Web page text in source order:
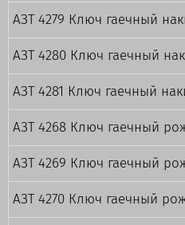
АЗТ 4279 Ключ гаечный
АЗТ 4280 Ключ гаечный
АЗТ 4281 Ключ гаечный
АЗТ 4268 Ключ гаечный
АЗТ 4269 Ключ гаечный
АЗТ 4270 Ключ гаечный